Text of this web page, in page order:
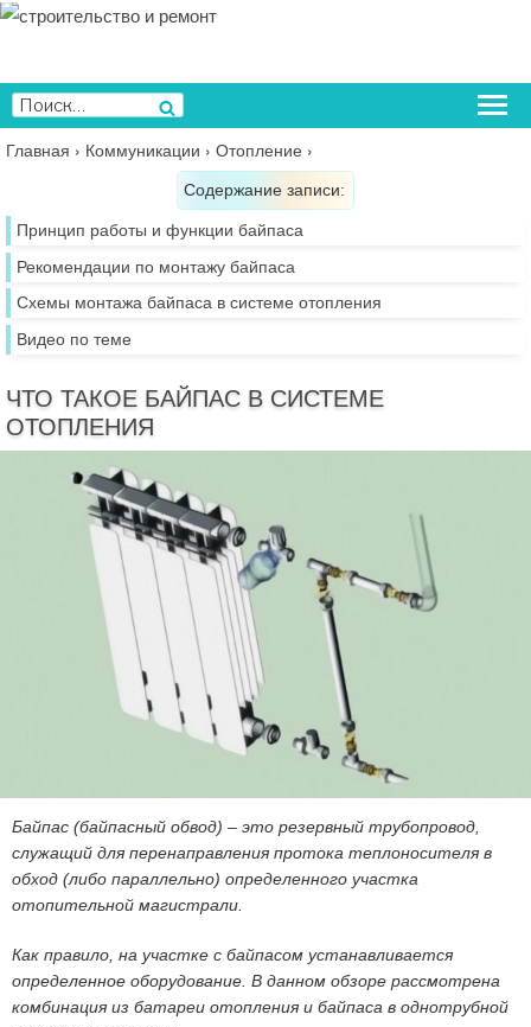
Перейти
содержимому
Искать:
Поиск
Главная › Коммуникации › Отопление ›
Содержание записи:
Принцип работы и функции байпаса
Рекомендации по монтажу байпаса
Схемы монтажа байпаса в системе отопления
Видео по теме
ЧТО ТАКОЕ БАЙПАС В СИСТЕМЕ
ОТОПЛЕНИЯ
Байпас (байпасный обвод) – это резервный трубопровод,
служащий для перенаправления протока теплоносителя в
обход (либо параллельно) определенного участка
отопительной магистрали.
Как правило, на участке с байпасом устанавливается
определенное оборудование. В данном обзоре рассмотрена
комбинация из батареи отопления и байпаса в однотрубной